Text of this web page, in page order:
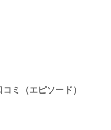
ミ（エピソード）